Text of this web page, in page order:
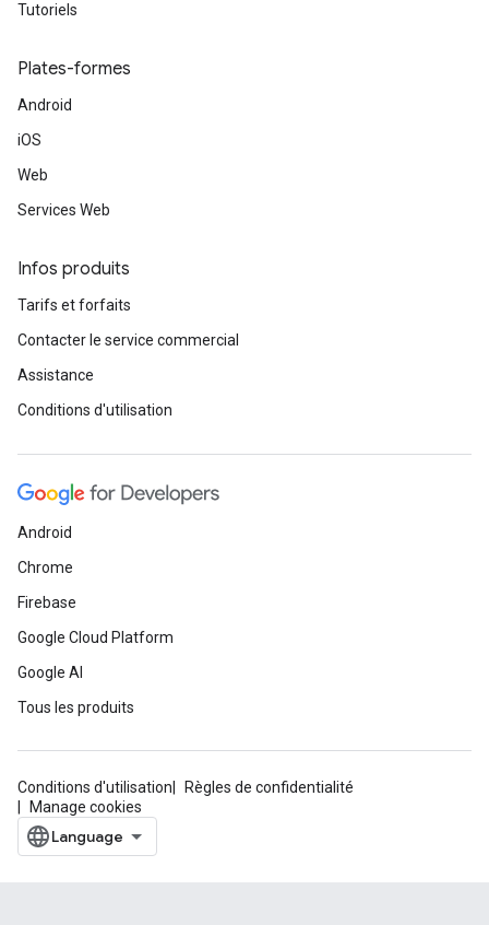
Tutoriels
Plates-formes
Android
iOS
Web
Services Web
Infos produits
Tarifs et forfaits
Contacter le service commercial
Assistance
Conditions d'utilisation
Android
Chrome
Firebase
Google Cloud Platform
Google AI
Tous les produits
Conditions d'utilisation
Règles de confidentialité
Manage cookies